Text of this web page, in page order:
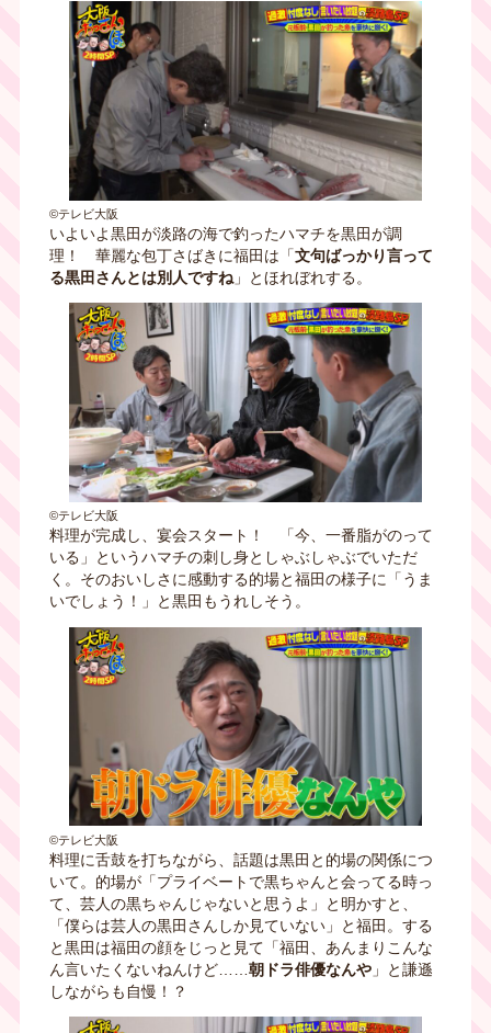
©テレビ大阪
いよいよ黒田が淡路の海で釣ったハマチを黒田が調
理！ 華麗な包丁さばきに福田は「文句ばっかり言って
る黒田さんとは別人ですね」とほれぼれする。
©テレビ大阪
料理が完成し、宴会スタート！ 「今、一番脂がのって
いる」というハマチの刺し身としゃぶしゃぶでいただ
く。そのおいしさに感動する的場と福田の様子に「うま
いでしょう！」と黒田もうれしそう。
©テレビ大阪
料理に舌鼓を打ちながら、話題は黒田と的場の関係につ
いて。的場が「プライベートで黒ちゃんと会ってる時っ
て、芸人の黒ちゃんじゃないと思うよ」と明かすと、
「僕らは芸人の黒田さんしか見ていない」と福田。する
と黒田は福田の顔をじっと見て「福田、あんまりこんな
ん言いたくないねんけど…… 朝ドラ俳優なんや」と謙遜
しながらも自慢！？